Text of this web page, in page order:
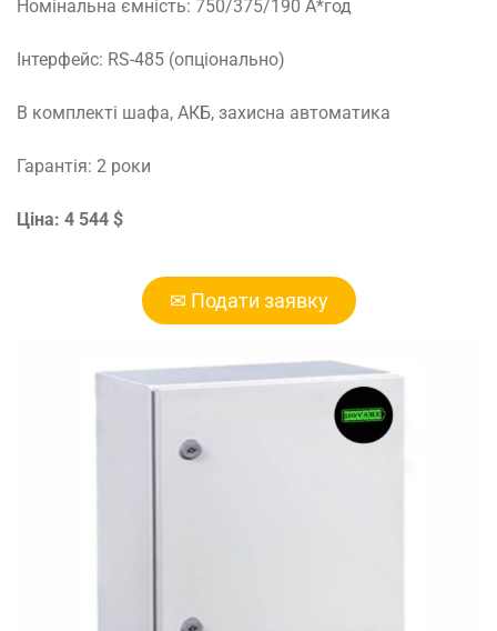
Номінальна ємність: 750/375/190 А*год
Інтерфейс: RS-485 (опціонально)
В комплекті шафа, АКБ, захисна автоматика
Гарантія: 2 роки
Ціна: 4 544 $
✉ Подати заявку